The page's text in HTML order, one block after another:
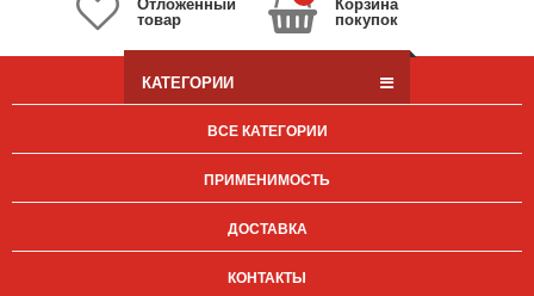
Отложенный
товар
Корзина
покупок
КАТЕГОРИИ
ВСЕ КАТЕГОРИИ
ПРИМЕНИМОСТЬ
ДОСТАВКА
КОНТАКТЫ